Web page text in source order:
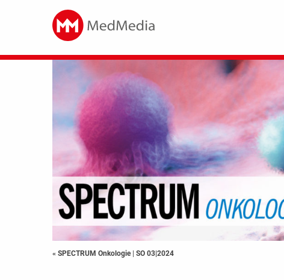
« SPECTRUM Onkologie | SO 03|2024